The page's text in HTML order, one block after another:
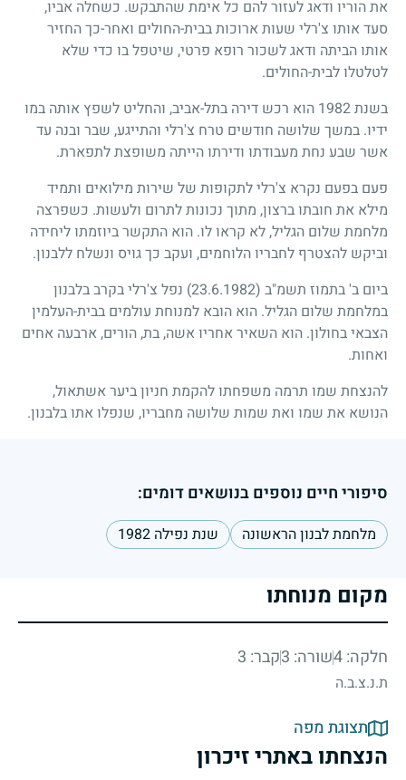
את הוריו ודאג לעזור להם כל אימת שהתבקש. כשחלה אביו,
סעד אותו צ'רלי שעות ארוכות בבית-החולים ואחר-כך החזיר
אותו הביתה ודאג לשכור רופא פרטי, שיטפל בו כדי שלא
לטלטלו לבית-החולים.
בשנת1982 הוא רכש דירה בתל-אביב, והחליט לשפץ אותה במו
ידיו. במשך שלושה חודשים טרח צ'רלי והתייגע, שבר ובנה עד
אשר שבע נחת מעבודתו ודירתו הייתה משופצת לתפארת.
פעם בפעם נקרא צ'רלי לתקופות של שירות מילואים ותמיד
מילא את חובתו ברצון, מתוך נכונות לתרום ולעשות. כשפרצה
מלחמת שלום הגליל, לא קראו לו. הוא התקשר ביוזמתו ליחידה
וביקש להצטרף לחבריו הלוחמים, ועקב כך גויס ונשלח ללבנון.
ביום ב' בתמוז תשמ"ב (23.6.1982)
נפל צ'רלי בקרב בלבנון
במלחמת שלום הגליל. הוא הובא למנוחת עולמים בבית-העלמין
הצבאי בחולון. הוא השאיר אחריו אשה, בת, הורים, ארבעה אחים
ואחות.
להנצחת שמו תרמה משפחתו להקמת חניון ביער אשתאול,
הנושא את שמו ואת שמות שלושה מחבריו, שנפלו אתו בלבנון.
סיפורי חיים נוספים בנושאים דומים:
מלחמת לבנון הראשונה שנת נפילה 1982
מקום מנוחתו
חלקה: 4 שורה: 3 קבר: 3
ת.נ.צ.ב.ה
תצוגת מפה
הנצחתו באתרי זיכרון